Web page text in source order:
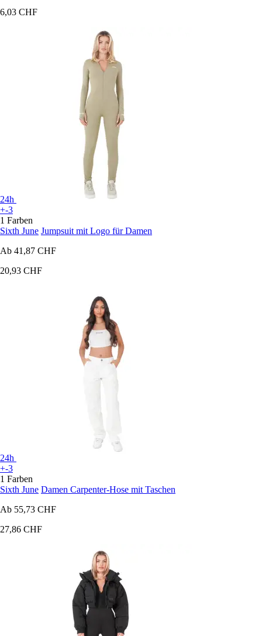
6,03 CHF
24h
+-3
1 Farben
Sixth June Jumpsuit mit Logo für Damen
Ab 41,87 CHF
20,93 CHF
24h
+-3
1 Farben
Sixth June Damen Carpenter-Hose mit Taschen
Ab 55,73 CHF
27,86 CHF